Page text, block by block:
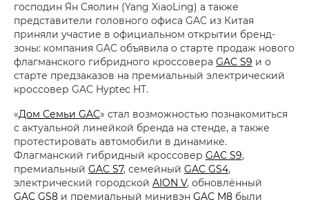
господин Ян Сяолин (Yang XiaoLing) а также
представители головного офиса GAC из Китая
приняли участие в официальном открытии бренд-
зоны: компания GAC объявила о старте продаж нового
флагманского гибридного кроссовера GAC S9 и о
старте предзаказов на премиальный электрический
кроссовер GAC Hyptec HT.
«Дом Семьи GAC» стал возможностью познакомиться
с актуальной линейкой бренда на стенде, а также
протестировать автомобили в динамике.
Флагманский гибридный кроссовер GAC S9,
премиальный GAC S7, семейный GAC GS4,
электрический городской AION V, обновлённый
GAC GS8 и премиальный минивэн GAC M8 были